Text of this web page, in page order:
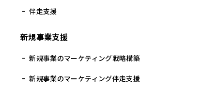
伴走支援
新規事業支援
新規事業のマーケティング戦略構築
新規事業のマーケティング伴走支援